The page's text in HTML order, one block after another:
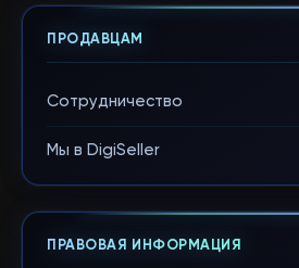
ПРОДАВЦАМ
Сотрудничество
Мы в DigiSeller
ПРАВОВАЯ ИНФОРМАЦИЯ